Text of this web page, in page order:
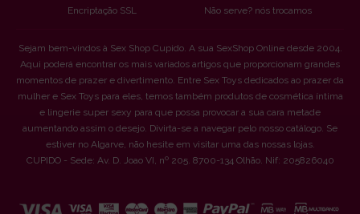
Encriptação SSL Não serve? nós trocamos
Sejam bem-vindos à Sex Shop Cupido. A sua SexShop Online desde 2004.
Aqui poderá encontrar os mais variados artigos que proporcionam grandes
momentos de prazer e divertimento. Entre Sex Toys dedicados ao prazer da
mulher e Sex Toys para eles, temos também produtos de cosmética íntima
e lingerie super sexy para que possa provocar a sua cara metade
aumentando assim o desejo. Divirta-se a navegar pelo nosso catálogo. Se
estiver no Algarve, não hesite em visitar uma das nossas lojas.
CUPIDO - Sede: Av. D. Joao VI, nº 205. 8700-134 Olhão. Nif: 205826040